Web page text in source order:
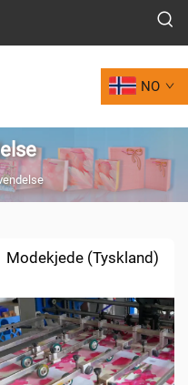
NO
Modekjede (Tyskland)